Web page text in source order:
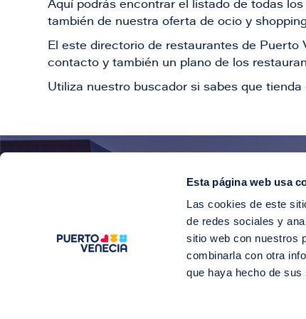
Esta página web usa
Las cookies de este
de redes sociales y
sitio web con nuestros
combinarla con otra
que haya hecho de
Aquí podrás encontrar el listado de todas
también de nuestra oferta de ocio y
El este directorio de restaurantes de Puerto
contacto y también un plano de los
Utiliza nuestro buscador si sabes que
Suscríbete